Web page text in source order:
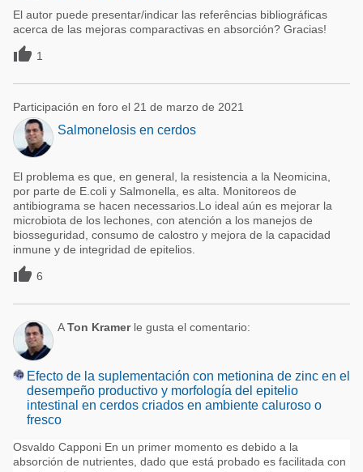
El autor puede presentar/indicar las referências bibliográficas
acerca de las mejoras comparactivas en absorción? Gracias!
 1
Participación en foro el 21 de marzo de 2021
Salmonelosis en cerdos
El problema es que, en general, la resistencia a la Neomicina,
por parte de E.coli y Salmonella, es alta. Monitoreos de
antibiograma se hacen necessarios.Lo ideal aún es mejorar la
microbiota de los lechones, con atención a los manejos de
biosseguridad, consumo de calostro y mejora de la capacidad
inmune y de integridad de epitelios.
 6
ATon Kramerle gusta el comentario:
Efecto de la suplementación con metionina de zinc en el
desempeño productivo y morfología del epitelio
intestinal en cerdos criados en ambiente caluroso o
fresco
Osvaldo Capponi En un primer momento es debido a la
absorción de nutrientes, dado que está probado es facilitada con